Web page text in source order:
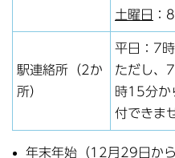
土曜日
：
駅連絡所（2か
所）
平日：7
ただし、
時15分か
付できま
年末年始（12月29日か